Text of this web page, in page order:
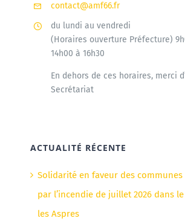
contact@amf66.fr
du lundi au vendredi
(Horaires ouverture Préfecture)
14h00 à 16h30
En dehors de ces horaires, merci
Secrétariat
ACTUALITÉ RÉCENTE
Solidarité en faveur des
par l’incendie de juillet 2026 dans
les Aspres